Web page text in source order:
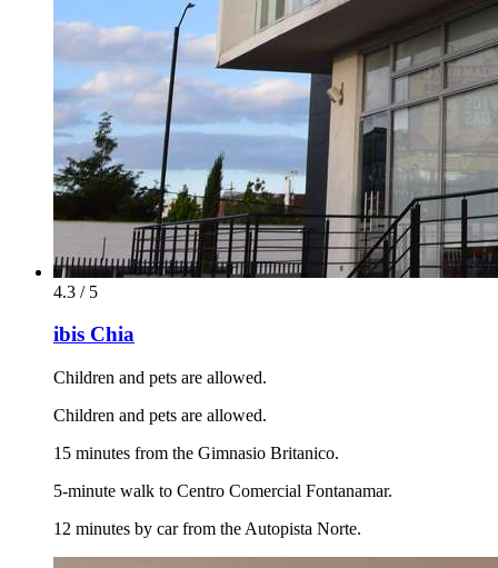
4.3 / 5
ibis Chia
Children and pets are allowed.
Children and pets are allowed.
15 minutes from the Gimnasio Britanico.
5-minute walk to Centro Comercial Fontanamar.
12 minutes by car from the Autopista Norte.